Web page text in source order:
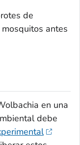
de
antes
en una
debe